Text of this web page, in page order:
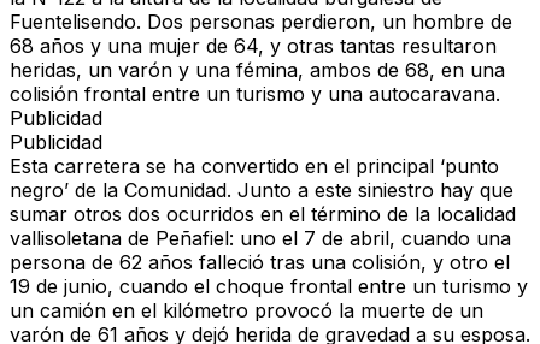
Fuentelisendo. Dos personas perdieron, un hombre de
68 años y una mujer de 64, y otras tantas resultaron
heridas, un varón y una fémina, ambos de 68, en una
colisión frontal entre un turismo y una autocaravana.
Publicidad
Publicidad
Esta carretera se ha convertido en el principal ‘punto
negro’ de la Comunidad. Junto a este siniestro hay que
sumar otros dos ocurridos en el término de la localidad
vallisoletana de Peñafiel: uno el 7 de abril, cuando una
persona de 62 años falleció tras una colisión, y otro el
19 de junio, cuando el choque frontal entre un turismo y
un camión en el kilómetro provocó la muerte de un
varón de 61 años y dejó herida de gravedad a su esposa.